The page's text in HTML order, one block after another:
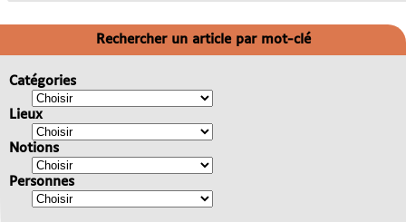
Rechercher un article par mot-clé
Catégories
Lieux
Notions
Personnes